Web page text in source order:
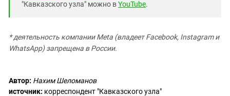
"Кавказского узла" можно вYouTube.
* деятельность компании Meta (владеет Facebook, Instagram и
WhatsApp) запрещена в России.
Автор: Нахим Шеломанов
источник: корреспондент "Кавказского узла"